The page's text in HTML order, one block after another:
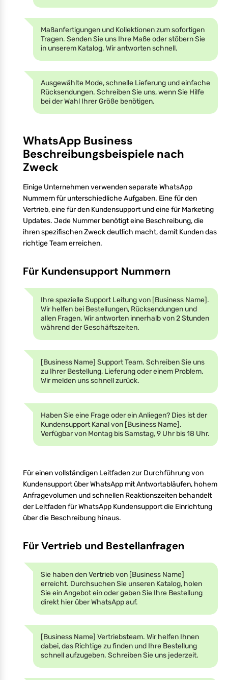
Maßanfertigungen und Kollektionen zum sofortigen
Tragen. Senden Sie uns Ihre Maße oder stöbern Sie
in unserem Katalog. Wir antworten schnell.
Ausgewählte Mode, schnelle Lieferung und einfache
Rücksendungen. Schreiben Sie uns, wenn Sie Hilfe
bei der Wahl Ihrer Größe benötigen.
WhatsApp Business
Beschreibungsbeispiele nach
Zweck
Einige Unternehmen verwenden separate WhatsApp
Nummern für unterschiedliche Aufgaben. Eine für den
Vertrieb, eine für den Kundensupport und eine für Marketing
Updates. Jede Nummer benötigt eine Beschreibung, die
ihren spezifischen Zweck deutlich macht, damit Kunden das
richtige Team erreichen.
Für Kundensupport Nummern
Ihre spezielle Support Leitung von [Business Name].
Wir helfen bei Bestellungen, Rücksendungen und
allen Fragen. Wir antworten innerhalb von 2 Stunden
während der Geschäftszeiten.
[Business Name] Support Team. Schreiben Sie uns
zu Ihrer Bestellung, Lieferung oder einem Problem.
Wir melden uns schnell zurück.
Haben Sie eine Frage oder ein Anliegen? Dies ist der
Kundensupport Kanal von [Business Name].
Verfügbar von Montag bis Samstag, 9 Uhr bis 18 Uhr.
Für einen vollständigen Leitfaden zur Durchführung von
Kundensupport über WhatsApp mit Antwortabläufen, hohem
Anfragevolumen und schnellen Reaktionszeiten behandelt
der Leitfaden für WhatsApp Kundensupport die Einrichtung
über die Beschreibung hinaus.
Für Vertrieb und Bestellanfragen
Sie haben den Vertrieb von [Business Name]
erreicht. Durchsuchen Sie unseren Katalog, holen
Sie ein Angebot ein oder geben Sie Ihre Bestellung
direkt hier über WhatsApp auf.
[Business Name] Vertriebsteam. Wir helfen Ihnen
dabei, das Richtige zu finden und Ihre Bestellung
schnell aufzugeben. Schreiben Sie uns jederzeit.